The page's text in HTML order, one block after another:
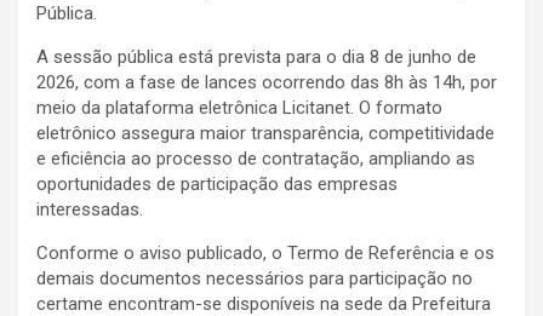
Pública.
A sessão pública está prevista para o dia 8 de junho de
2026, com a fase de lances ocorrendo das 8h às 14h, por
meio da plataforma eletrônica Licitanet. O formato
eletrônico assegura maior transparência, competitividade
e eficiência ao processo de contratação, ampliando as
oportunidades de participação das empresas
interessadas.
Conforme o aviso publicado, o Termo de Referência e os
demais documentos necessários para participação no
certame encontram-se disponíveis na sede da Prefeitura